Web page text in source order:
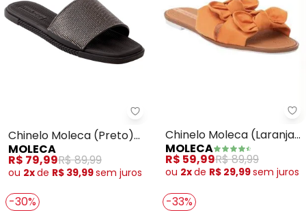
Moleca - Chinelo Moleca
Chinelo Moleca (Preto)
em Sintético
MOLECA
R$ 79,99R$ 89,99
ou 2xde R$ 39,99sem juros
Chinelo Moleca (Laranja)
em Camurça
MOLECA
R$ 59,99R$ 89,99
ou 2xde R$ 29,99sem juros
-30% -33%